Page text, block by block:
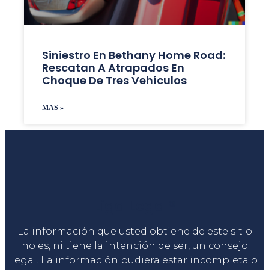
Siniestro En Bethany Home Road:
Rescatan A Atrapados En
Choque De Tres Vehículos
MAS »
La información que usted obtiene de este sitio
no es, ni tiene la intención de ser, un consejo
legal. La información pudiera estar incompleta o